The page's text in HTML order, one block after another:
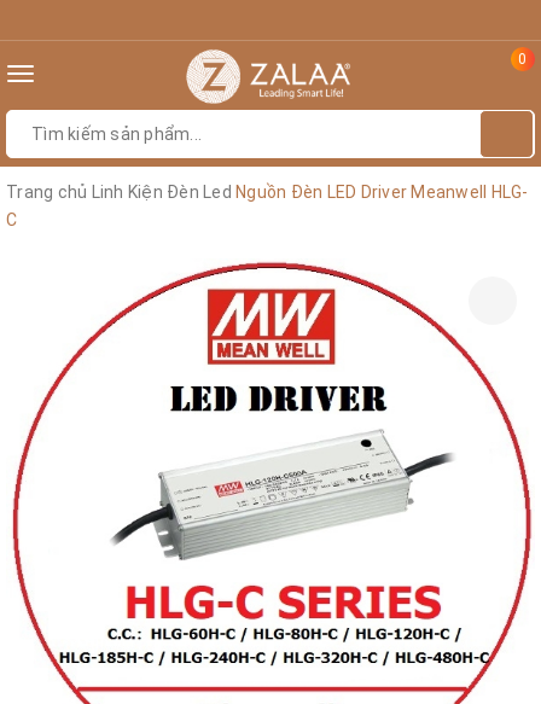
Toggle
0
Trang chủ Linh Kiện Đèn Led Nguồn Đèn LED Driver Meanwell HLG-
C